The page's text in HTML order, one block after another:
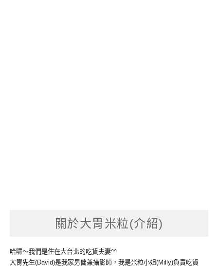
關於大胃米粒(介紹)
哈囉～我們是住在大台北的吃貨夫妻^^
大胃先生(David)是我家男傭兼攝影師，我是米粒小姐(Milly)負責吃貨